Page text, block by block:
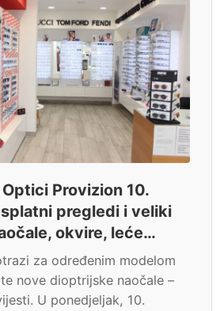
Provizion 10.
pregledi i veliki
okvire, leće…
za određenim modelom
nove dioptrijske naočale –
U ponedjeljak, 10.